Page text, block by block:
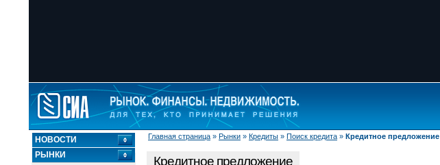
Главная страница » Рынки » Кредиты » Поиск кредита » Кредитное предложение
НОВОСТИ
РЫНКИ
Кредитное предложение